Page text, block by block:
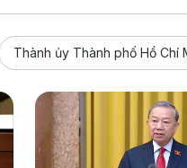
Thành ủy Thành phố Hồ Chí